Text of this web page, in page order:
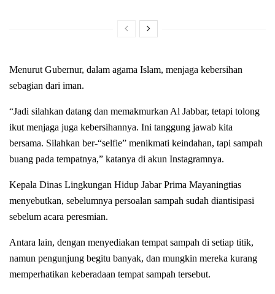
Menurut Gubernur, dalam agama Islam, menjaga kebersihan
sebagian dari iman.
“Jadi silahkan datang dan memakmurkan Al Jabbar, tetapi tolong
ikut menjaga juga kebersihannya. Ini tanggung jawab kita
bersama. Silahkan ber-“selfie” menikmati keindahan, tapi sampah
buang pada tempatnya,” katanya di akun Instagramnya.
Kepala Dinas Lingkungan Hidup Jabar Prima Mayaningtias
menyebutkan, sebelumnya persoalan sampah sudah diantisipasi
sebelum acara peresmian.
Antara lain, dengan menyediakan tempat sampah di setiap titik,
namun pengunjung begitu banyak, dan mungkin mereka kurang
memperhatikan keberadaan tempat sampah tersebut.